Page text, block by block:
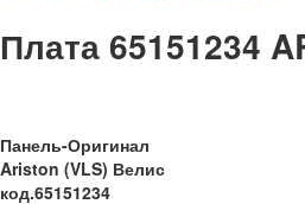
Плата 65151234
Панель-Оригинал
Ariston (VLS) Велис
код.65151234